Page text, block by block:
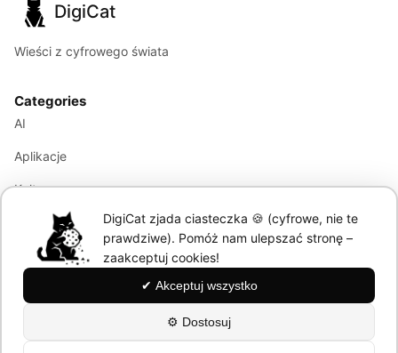
DigiCat
Wieści z cyfrowego świata
Categories
AI
Aplikacje
Kultura
Marketing
Modele językowe
About
DigiCat zjada ciasteczka 🍪 (cyfrowe, nie te
prawdziwe). Pomóż nam ulepszać stronę –
zaakceptuj cookies!
✔ Akceptuj wszystko
⚙ Dostosuj